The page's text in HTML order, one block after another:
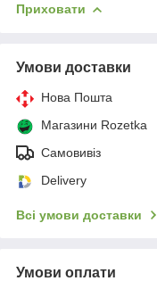
Приховати
Умови доставки
Нова Пошта
Магазини Rozetka
Самовивіз
Delivery
Всі умови доставки
Умови оплати